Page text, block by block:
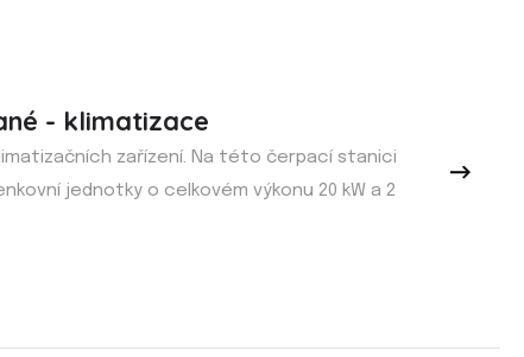
- klimatizace
zařízení. Na této čerpací stanici
jednotky o celkovém výkonu 20 kW a 2